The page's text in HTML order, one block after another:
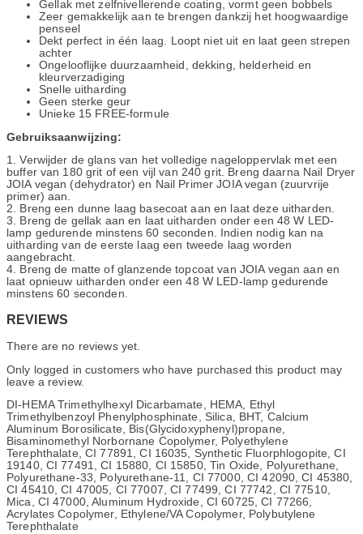
Gellak met zelfnivellerende coating, vormt geen bobbels
Zeer gemakkelijk aan te brengen dankzij het hoogwaardige
penseel
Dekt perfect in één laag. Loopt niet uit en laat geen strepen
achter
Ongelooflijke duurzaamheid, dekking, helderheid en
kleurverzadiging
Snelle uitharding
Geen sterke geur
Unieke 15 FREE-formule
Gebruiksaanwijzing:
1. Verwijder de glans van het volledige nageloppervlak met een
buffer van 180 grit of een vijl van 240 grit. Breng daarna Nail Dryer
JOIA vegan (dehydrator) en Nail Primer JOIA vegan (zuurvrije
primer) aan.
2. Breng een dunne laag basecoat aan en laat deze uitharden.
3. Breng de gellak aan en laat uitharden onder een 48 W LED-
lamp gedurende minstens 60 seconden. Indien nodig kan na
uitharding van de eerste laag een tweede laag worden
aangebracht.
4. Breng de matte of glanzende topcoat van JOIA vegan aan en
laat opnieuw uitharden onder een 48 W LED-lamp gedurende
minstens 60 seconden.
REVIEWS
There are no reviews yet.
Only logged in customers who have purchased this product may
leave a review.
DI-HEMA Trimethylhexyl Dicarbamate, HEMA, Ethyl
Trimethylbenzoyl Phenylphosphinate, Silica, BHT, Calcium
Aluminum Borosilicate, Bis(Glycidoxyphenyl)propane,
Bisaminomethyl Norbornane Copolymer, Polyethylene
Terephthalate, CI 77891, CI 16035, Synthetic Fluorphlogopite, CI
19140, CI 77491, CI 15880, CI 15850, Tin Oxide, Polyurethane,
Polyurethane-33, Polyurethane-11, CI 77000, CI 42090, CI 45380,
CI 45410, CI 47005, CI 77007, CI 77499, CI 77742, CI 77510,
Mica, CI 47000, Aluminum Hydroxide, CI 60725, CI 77266,
Acrylates Copolymer, Ethylene/VA Copolymer, Polybutylene
Terephthalate